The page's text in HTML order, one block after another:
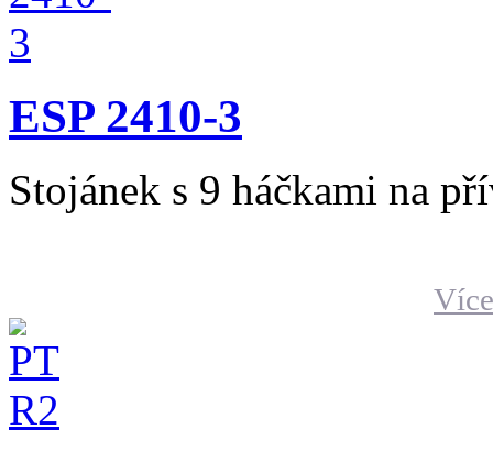
ESP 2410-3
Stojánek s 9 háčkami na